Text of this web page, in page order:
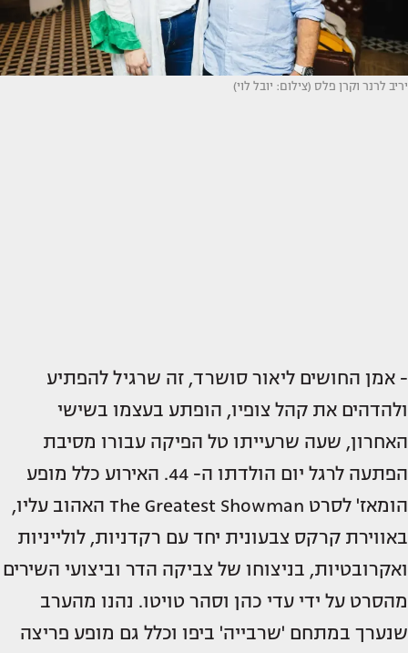
יריב לרנר וקרן פלס (צילום: יובל לוי)
- אמן החושים ליאור סושרד, זה שרגיל להפתיע
ולהדהים את קהל צופיו, הופתע בעצמו בשישי
האחרון, שעה שרעייתו טל הפיקה עבורו מסיבת
הפתעה לרגל יום הולדתו ה- 44. האירוע כלל מופע
הומאז' לסרט The Greatest Showman האהוב עליו,
באווירת קרקס צבעונית יחד עם רקדניות, לולייניות
ואקרובטיות, בניצוחו של צביקה הדר וביצועי השירים
מהסרט על ידי עדי כהן וסהר טויטו. נהנו מהערב
שנערך במתחם 'שרבייה' ביפו וכלל גם מופע פריצה